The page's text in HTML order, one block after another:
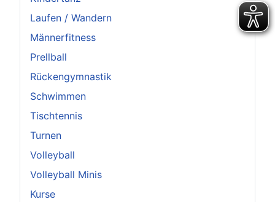
Laufen / Wandern
Männerfitness
Prellball
Rückengymnastik
Schwimmen
Tischtennis
Turnen
Volleyball
Volleyball Minis
Kurse